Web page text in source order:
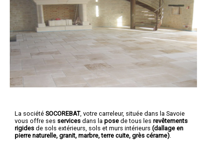
La société SOCOREBAT, votre carreleur, située dans la Savoie
vous offre ses services dans la pose de tous les revêtements
rigides de sols extérieurs, sols et murs intérieurs (dallage en
pierre naturelle, granit, marbre, terre cuite, grès cérame)